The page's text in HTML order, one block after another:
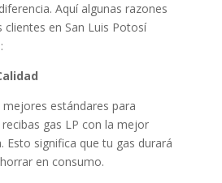
Aquí algunas razones
en San Luis Potosí
estándares para
gas LP con la mejor
Esto significa que tu gas durará
en consumo.